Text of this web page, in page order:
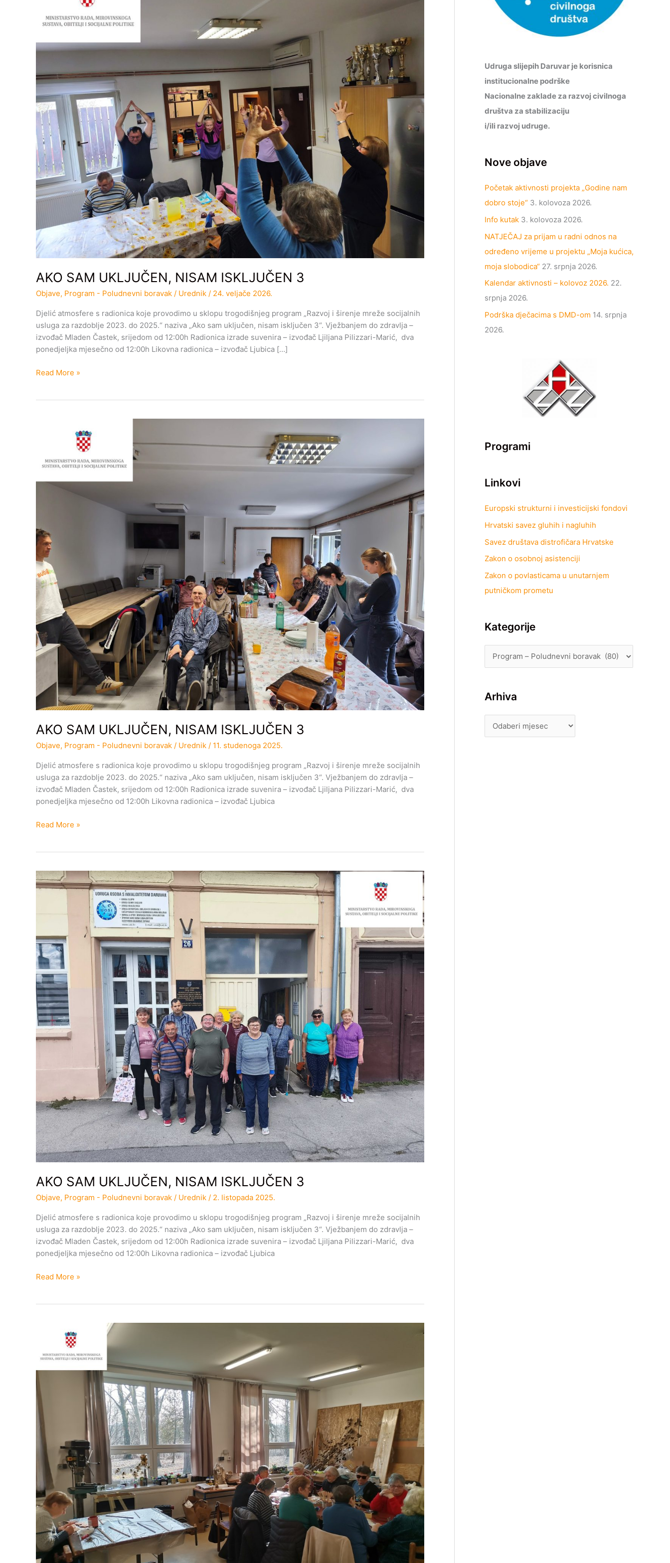
AKO SAM UKLJUČEN, NISAM ISKLJUČEN 3
Objave, Program - Poludnevni boravak / Urednik / 24. veljače 2026.
Djelić atmosfere s radionica koje provodimo u sklopu trogodišnjeg program „Razvoj i širenje mreže socijalnih
usluga za razdoblje 2023. do 2025.“ naziva „Ako sam uključen, nisam isključen 3“. Vježbanjem do zdravlja –
izvođač Mladen Častek, srijedom od 12:00h Radionica izrade suvenira – izvođač Ljiljana Pilizzari-Marić, dva
ponedjeljka mjesečno od 12:00h Likovna radionica – izvođač Ljubica […]
ISKLJUČEN
Read More »
AKO SAM UKLJUČEN, NISAM ISKLJUČEN 3
Objave, Program - Poludnevni boravak / Urednik / 11. studenoga 2025.
Djelić atmosfere s radionica koje provodimo u sklopu trogodišnjeg program „Razvoj i širenje mreže socijalnih
usluga za razdoblje 2023. do 2025.“ naziva „Ako sam uključen, nisam isključen 3“. Vježbanjem do zdravlja –
izvođač Mladen Častek, srijedom od 12:00h Radionica izrade suvenira – izvođač Ljiljana Pilizzari-Marić, dva
ponedjeljka mjesečno od 12:00h Likovna radionica – izvođač Ljubica
UKLJUČEN,
NISAM
3
Read More »
AKO SAM UKLJUČEN, NISAM ISKLJUČEN 3
Objave, Program - Poludnevni boravak / Urednik / 2. listopada 2025.
Djelić atmosfere s radionica koje provodimo u sklopu trogodišnjeg program „Razvoj i širenje mreže socijalnih
usluga za razdoblje 2023. do 2025.“ naziva „Ako sam uključen, nisam isključen 3“. Vježbanjem do zdravlja –
izvođač Mladen Častek, srijedom od 12:00h Radionica izrade suvenira – izvođač Ljiljana Pilizzari-Marić, dva
ponedjeljka mjesečno od 12:00h Likovna radionica – izvođač Ljubica
AKO
SAM
3
Read More »
UKLJUČEN,
3
Udruga slijepih Daruvar je korisnica
institucionalne podrške
Nacionalne zaklade za razvoj civilnoga
društva za stabilizaciju
i/ili razvoj udruge.
Nove objave
Početak aktivnosti projekta „Godine nam
dobro stoje“ 3. kolovoza 2026.
Info kutak 3. kolovoza 2026.
NATJEČAJ za prijam u radni odnos na
određeno vrijeme u projektu „Moja kućica,
moja slobodica“ 27. srpnja 2026.
Kalendar aktivnosti – kolovoz 2026. 22.
srpnja 2026.
Podrška dječacima s DMD-om 14. srpnja
2026.
Programi
Linkovi
Europski strukturni i investicijski fondovi
Hrvatski savez gluhih i nagluhih
Savez društava distrofičara Hrvatske
Zakon o osobnoj asistenciji
Zakon o povlasticama u unutarnjem
putničkom prometu
Kategorije
Arhiva